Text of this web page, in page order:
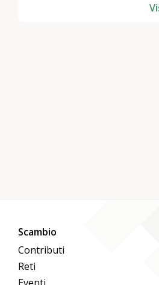
Scambio
Contributi
Reti